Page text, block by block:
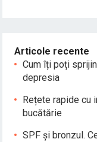
Articole recente
Cum îți poți
depresia
Rețete rapide cu
bucătărie
SPF și bronzul.